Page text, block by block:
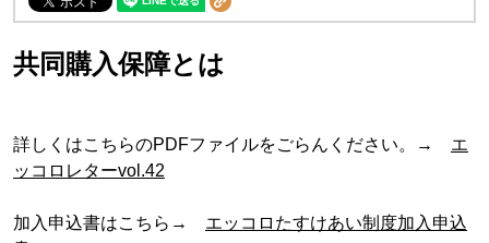
共同購入保障とは
詳しくはこちらのPDFファイルをごらんください。→ エ
ッコロレターvol.42
加入申込書はこちら→ エッコロたすけあい制度加入申込